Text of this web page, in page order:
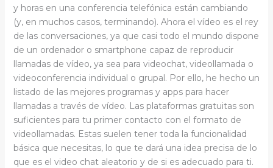
y horas en una conferencia telefónica están cambiando
(y, en muchos casos, terminando). Ahora el vídeo es el rey
de las conversaciones, ya que casi todo el mundo dispone
de un ordenador o smartphone capaz de reproducir
llamadas de vídeo, ya sea para videochat, videollamada o
videoconferencia individual o grupal. Por ello, he hecho un
listado de las mejores programas y apps para hacer
llamadas a través de vídeo. Las plataformas gratuitas son
suficientes para tu primer contacto con el formato de
videollamadas. Estas suelen tener toda la funcionalidad
básica que necesitas, lo que te dará una idea precisa de lo
que es el video chat aleatorio y de si es adecuado para ti.